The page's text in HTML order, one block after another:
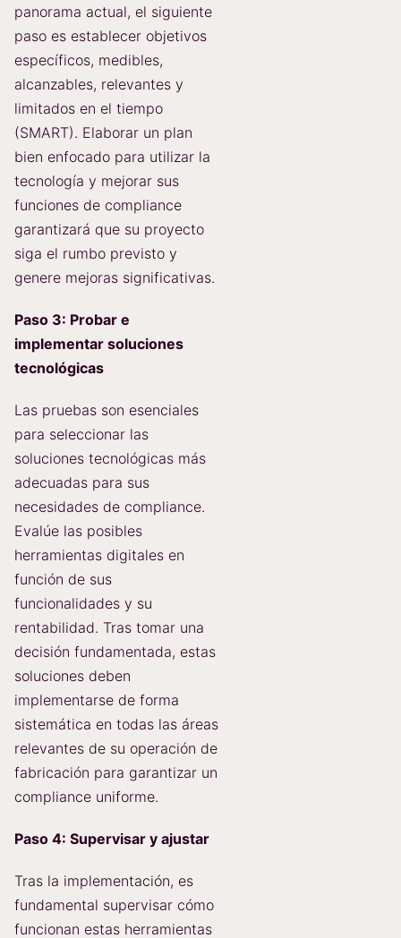
panorama actual, el siguiente
paso es establecer objetivos
específicos, medibles,
alcanzables, relevantes y
limitados en el tiempo
(SMART). Elaborar un plan
bien enfocado para utilizar la
tecnología y mejorar sus
funciones de compliance
garantizará que su proyecto
siga el rumbo previsto y
genere mejoras significativas.
Paso 3: Probar e
implementar soluciones
tecnológicas
Las pruebas son esenciales
para seleccionar las
soluciones tecnológicas más
adecuadas para sus
necesidades de compliance.
Evalúe las posibles
herramientas digitales en
función de sus
funcionalidades y su
rentabilidad. Tras tomar una
decisión fundamentada, estas
soluciones deben
implementarse de forma
sistemática en todas las áreas
relevantes de su operación de
fabricación para garantizar un
compliance uniforme.
Paso 4: Supervisar y ajustar
Tras la implementación, es
fundamental supervisar cómo
funcionan estas herramientas